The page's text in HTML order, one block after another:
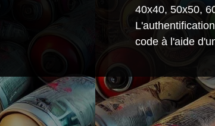
40x40, 50x50,
code à l'aide